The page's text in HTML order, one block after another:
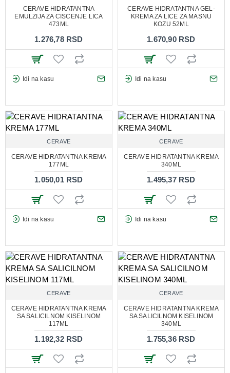
CERAVE HIDRATANTNA
EMULZIJA ZA CISCENJE LICA
473ML
1.276,78 RSD
Idi na kasu
CERAVE HIDRATANTNA GEL-
KREMA ZA LICE ZA MASNU
KOZU 52ML
1.670,90 RSD
Idi na kasu
CERAVE
CERAVE HIDRATANTNA KREMA
177ML
1.050,01 RSD
Idi na kasu
CERAVE
CERAVE HIDRATANTNA KREMA
340ML
1.495,37 RSD
Idi na kasu
CERAVE
CERAVE HIDRATANTNA KREMA
SA SALICILNOM KISELINOM
117ML
1.192,32 RSD
CERAVE
CERAVE HIDRATANTNA KREMA
SA SALICILNOM KISELINOM
340ML
1.755,36 RSD